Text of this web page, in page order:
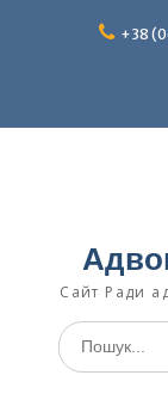
+38
Сайт Ради
Шукати: